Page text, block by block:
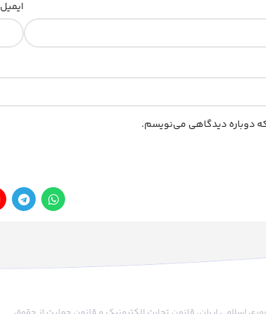
ایمیل
که دوباره دیدگاهی می‌نویسم.